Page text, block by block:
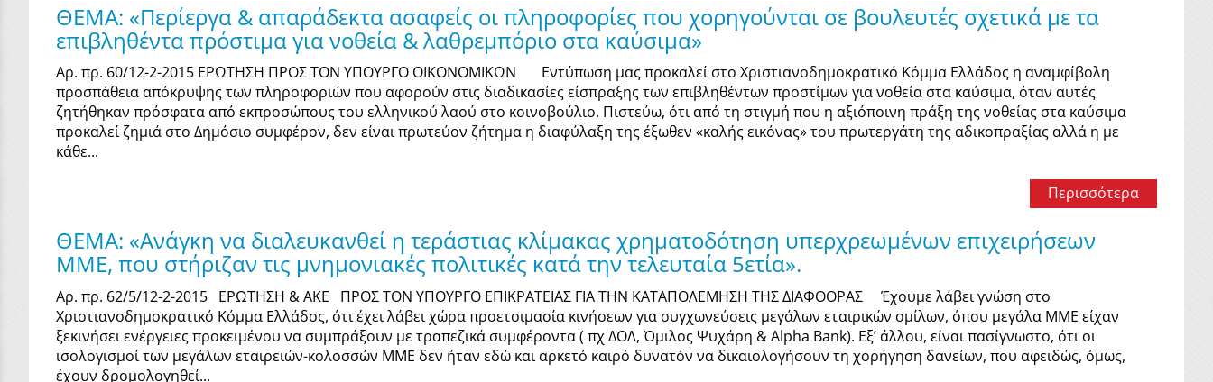
ΘΕΜΑ: «Περίεργα & απαράδεκτα ασαφείς οι πληροφορίες που χορηγούνται σε βουλευτές σχετικά με τα
επιβληθέντα πρόστιμα για νοθεία & λαθρεμπόριο στα καύσιμα»
Αρ. πρ. 60/12-2-2015 ΕΡΩΤΗΣΗ ΠΡΟΣ ΤΟΝ ΥΠΟΥΡΓΟ ΟΙΚΟΝΟΜΙΚΩΝ Εντύπωση μας προκαλεί στο Χριστιανοδημοκρατικό Κόμμα Ελλάδος η αναμφίβολη
προσπάθεια απόκρυψης των πληροφοριών που αφορούν στις διαδικασίες είσπραξης των επιβληθέντων προστίμων για νοθεία στα καύσιμα, όταν αυτές
ζητήθηκαν πρόσφατα από εκπροσώπους του ελληνικού λαού στο κοινοβούλιο. Πιστεύω, ότι από τη στιγμή που η αξιόποινη πράξη της νοθείας στα καύσιμα
προκαλεί ζημιά στο Δημόσιο συμφέρον, δεν είναι πρωτεύον ζήτημα η διαφύλαξη της έξωθεν «καλής εικόνας» του πρωτεργάτη της αδικοπραξίας αλλά η με
κάθε...
Περισσότερα
ΘΕΜΑ: «Ανάγκη να διαλευκανθεί η τεράστιας κλίμακας χρηματοδότηση υπερχρεωμένων επιχειρήσεων
ΜΜΕ, που στήριζαν τις μνημονιακές πολιτικές κατά την τελευταία 5ετία».
Αρ. πρ. 62/5/12-2-2015 ΕΡΩΤΗΣΗ & ΑΚΕ ΠΡΟΣ ΤΟΝ ΥΠΟΥΡΓΟ ΕΠΙΚΡΑΤΕΙΑΣ ΓΙΑ ΤΗΝ ΚΑΤΑΠΟΛΕΜΗΣΗ ΤΗΣ ΔΙΑΦΘΟΡΑΣ Έχουμε λάβει γνώση στο
Χριστιανοδημοκρατικό Κόμμα Ελλάδος, ότι έχει λάβει χώρα προετοιμασία κινήσεων για συγχωνεύσεις μεγάλων εταιρικών ομίλων, όπου μεγάλα ΜΜΕ είχαν
ξεκινήσει ενέργειες προκειμένου να συμπράξουν με τραπεζικά συμφέροντα ( πχ ΔΟΛ, Όμιλος Ψυχάρη & Alpha Bank). Εξ’ άλλου, είναι πασίγνωστο, ότι οι
ισολογισμοί των μεγάλων εταιρειών-κολοσσών ΜΜΕ δεν ήταν εδώ και αρκετό καιρό δυνατόν να δικαιολογήσουν τη χορήγηση δανείων, που αφειδώς, όμως,
έχουν δρομολογηθεί...